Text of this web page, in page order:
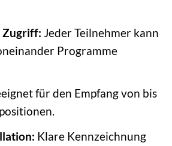
Zugriff: Jeder Teilnehmer kann
Programme
für den Empfang von bis
Klare Kennzeichnung